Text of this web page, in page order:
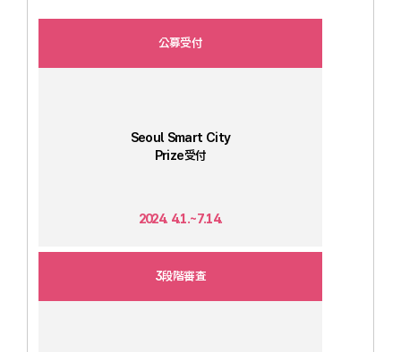
公募受付
Seoul Smart City
Prize受付
2024. 4.1.~7.14.
3段階審査